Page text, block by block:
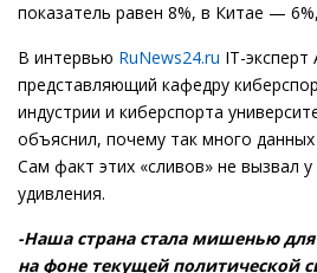
показатель равен 8%, в Китае —
В интервью RuNews24.ru IT-эксперт
представляющий кафедру
индустрии и киберспорта
объяснил, почему так много данных
Сам факт этих «сливов» не вызвал
удивления.
-Наша страна стала мишенью
на фоне текущей политической